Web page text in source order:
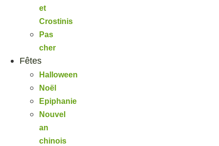
et
Crostinis
Pas
cher
Fêtes
Halloween
Noël
Epiphanie
Nouvel
an
chinois